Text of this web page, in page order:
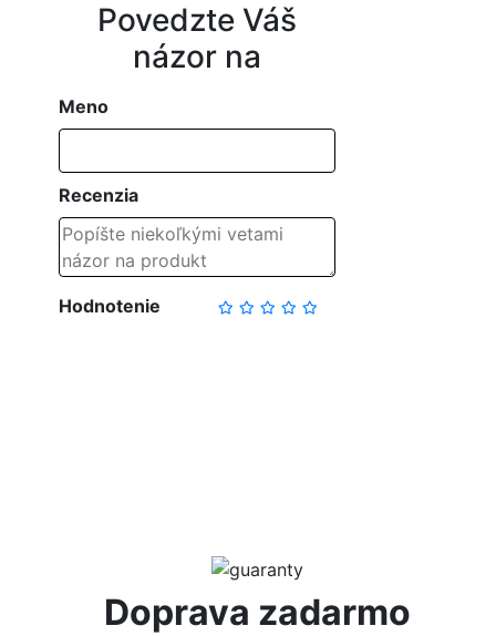
Povedzte Váš
názor na
Meno
Recenzia
Hodnotenie
Doprava zadarmo